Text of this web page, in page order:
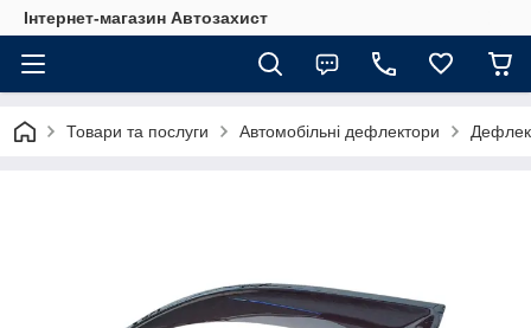
Інтернет-магазин Автозахист
Товари та послуги Автомобільні дефлектори